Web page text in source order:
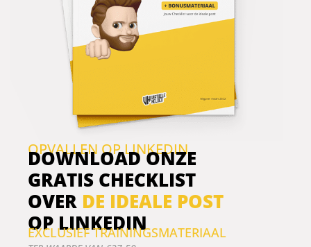
OPVALLEN OP LINKEDIN
DOWNLOAD ONZE
GRATIS CHECKLIST
OVER DE IDEALE POST
OP LINKEDIN
EXCLUSIEF TRAININGSMATERIAAL